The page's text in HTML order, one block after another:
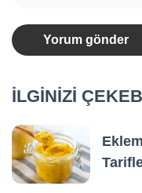
İLGİNİZİ